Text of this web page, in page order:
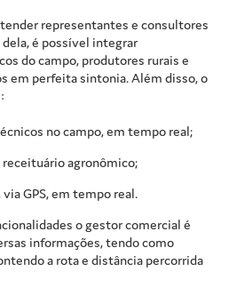
representantes e consultores
é possível integrar
do campo, produtores rurais e
em perfeita sintonia. Além disso, o
no campo, em tempo real;
receituário agronômico;
via GPS, em tempo real.
o gestor comercial é
informações, tendo como
a rota e distância percorrida